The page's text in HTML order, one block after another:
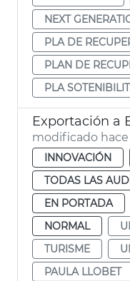
NEXT
PLA DE
PLAN DE
PLA
modificado hace
INNOVACIÓN
TODAS LAS
EN PORTADA
NORMAL
TURISME
PAULA LLOBET